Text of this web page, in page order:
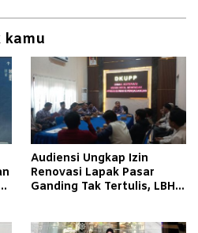
kamu
Audiensi Ungkap Izin
Renovasi Lapak Pasar
Ganding Tak Tertulis, LBH